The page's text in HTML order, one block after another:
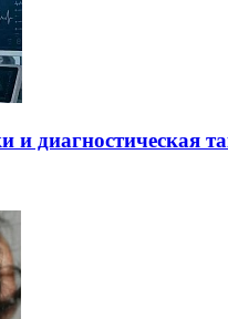
и диагностическая